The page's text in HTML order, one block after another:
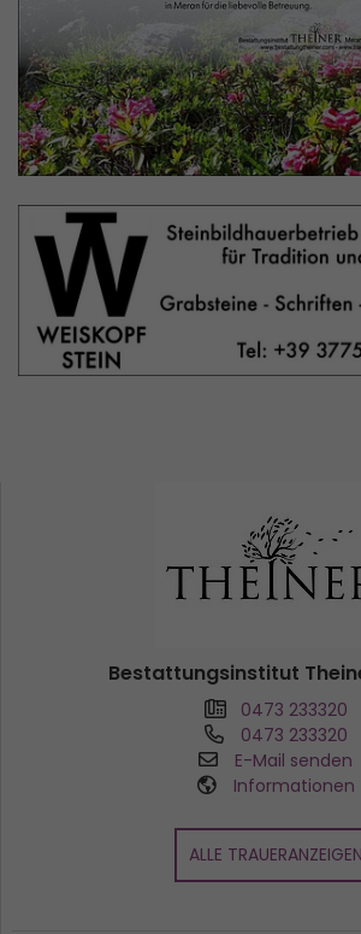
Bestattungsinstitut
0473 233320
0473 233320
E-Mail senden
Informationen
ALLE TRAUERANZEIGEN